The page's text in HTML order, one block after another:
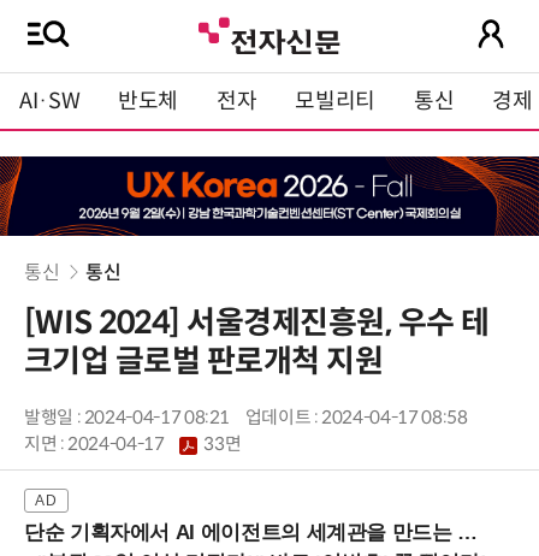
AI·SW 반도체 전자 모빌리티 통신 경제
통신 통신
[WIS 2024] 서울경제진흥원, 우수 테
크기업 글로벌 판로개척 지원
발행일 : 2024-04-17 08:21
업데이트 : 2024-04-17 08:58
지면 :2024-04-17 33면
단순 기획자에서 AI 에이전트의 세계관을 만드는 지식 설계자로.. (8/20 강남역)